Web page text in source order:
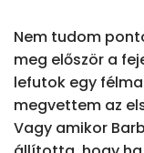
Nem tudom
meg először a
lefutok egy
megvettem az
Vagy amikor